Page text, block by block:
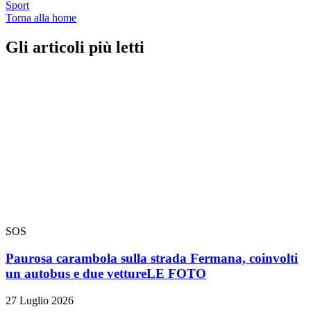
Sport
Torna alla home
Gli articoli più letti
SOS
Paurosa carambola sulla strada Fermana, coinvolti
un autobus e due vettureLE FOTO
27 Luglio 2026